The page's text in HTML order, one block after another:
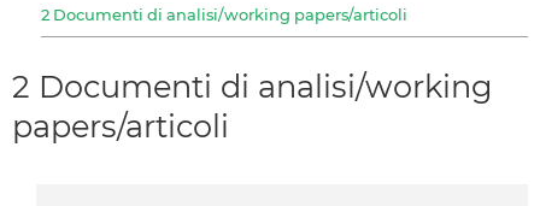
2 Documenti di analisi/working papers/articoli
2 Documenti di analisi/working
papers/articoli